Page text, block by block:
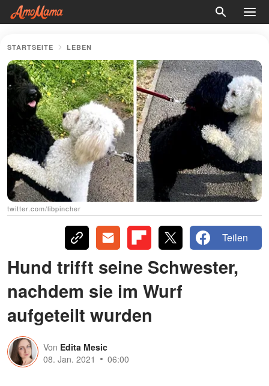
STARTSEITE LEBEN
twitter.com/libpincher
Teilen
Hund trifft seine Schwester,
nachdem sie im Wurf
aufgeteilt wurden
Von Edita Mesic
08. Jan. 2021
06:00